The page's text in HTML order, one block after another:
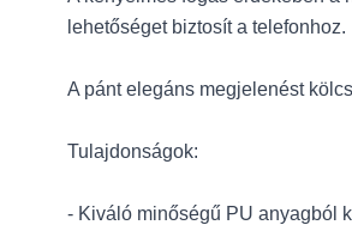
lehetőséget biztosít a telefonhoz.
A pánt elegáns megjelenést
Tulajdonságok:
- Kiváló minőségű PU anyagból